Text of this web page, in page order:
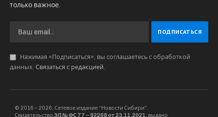
Website
на источник или материал помечен как рекламный).